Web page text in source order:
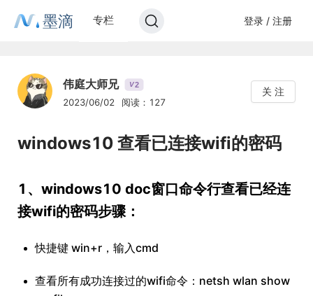
墨滴 专栏 登录 / 注册
伟庭大师兄 V2
2023/06/02 阅读：127
关 注
windows10 查看已连接wifi的密码
1、windows10 doc窗口命令行查看已经连
接wifi的密码步骤：
快捷键 win+r，输入cmd
查看所有成功连接过的wifi命令：netsh wlan show